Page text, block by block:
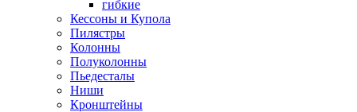
гибкие
Кессоны и Купола
Пилястры
Колонны
Полуколонны
Пьедесталы
Ниши
Кронштейны